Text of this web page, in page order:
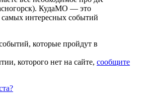
КудаМО — это
интересных событий
которые пройдут в
которого нет на сайте, сообщите